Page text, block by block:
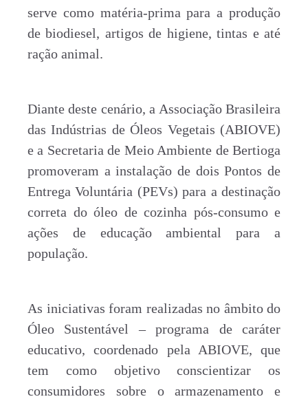
serve como matéria-prima para a produção
de biodiesel, artigos de higiene, tintas e até
ração animal.
Diante deste cenário, a Associação Brasileira
das Indústrias de Óleos Vegetais (ABIOVE)
e a Secretaria de Meio Ambiente de Bertioga
promoveram a instalação de dois Pontos de
Entrega Voluntária (PEVs) para a destinação
correta do óleo de cozinha pós-consumo e
ações de educação ambiental para a
população.
As iniciativas foram realizadas no âmbito do
Óleo Sustentável – programa de caráter
educativo, coordenado pela ABIOVE, que
tem como objetivo conscientizar os
consumidores sobre o armazenamento e